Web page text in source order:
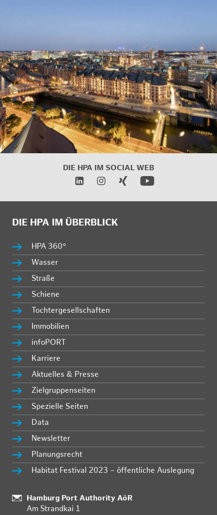
DIE HPA IM SOCIAL WEB
DIE HPA IM ÜBERBLICK
HPA 360°
Wasser
Straße
Schiene
Tochtergesellschaften
Immobilien
infoPORT
Karriere
Aktuelles & Presse
Zielgruppenseiten
Spezielle Seiten
Data
Newsletter
Planungsrecht
Habitat Festival 2023 – öffentliche Auslegung
Standort:
Hamburg Port Authority AöR
Am Strandkai 1